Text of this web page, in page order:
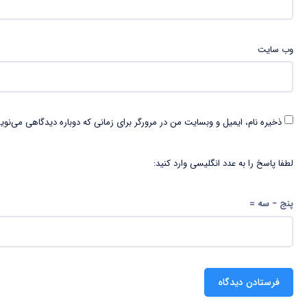
وب‌ سایت
ذخیره نام، ایمیل و وبسایت من در مرورگر برای زمانی که دوباره دیدگاهی
لطفا پاسخ را به عدد انگلیسی وارد کنید:
پنج − سه =